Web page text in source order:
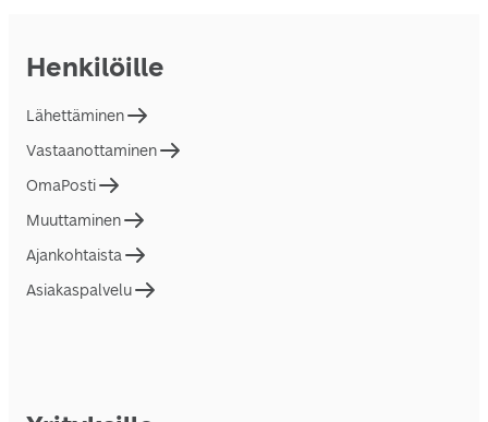
Henkilöille
Lähettäminen
Vastaanottaminen
OmaPosti
Muuttaminen
Ajankohtaista
Asiakaspalvelu